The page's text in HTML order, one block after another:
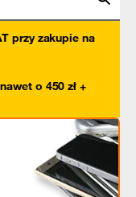
przy zakupie na
o 450 zł +